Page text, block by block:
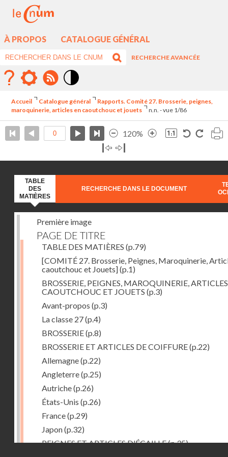
À PROPOS CATALOGUE GÉNÉRAL
RECHERCHE AVANCÉE
élévé
Accueil Catalogue général
Rapports. Comité 27. Brosserie, peignes,
maroquinerie, articles en caoutchouc et jouets
n.n. - vue 1/86
120%
TABLE
DES
MATIÈRES
RECHERCHE DANS LE DOCUMENT
Première image
PAGE DE TITRE
TABLE DES MATIÈRES (p.79)
[COMITÉ 27. Brosserie, Peignes, Maroquinerie,
caoutchouc et Jouets](p.1)
BROSSERIE, PEIGNES, MAROQUINERIE,
CAOUTCHOUC ET JOUETS (p.3)
Avant-propos (p.3)
La classe 27(p.4)
BROSSERIE(p.8)
BROSSERIE ET ARTICLES DE COIFFURE(p.22)
Allemagne(p.22)
Angleterre(p.25)
Autriche(p.26)
États-Unis (p.26)
France(p.29)
Japon(p.32)
PEIGNES ET ARTICLES D'ÉCAILLE(p.35)